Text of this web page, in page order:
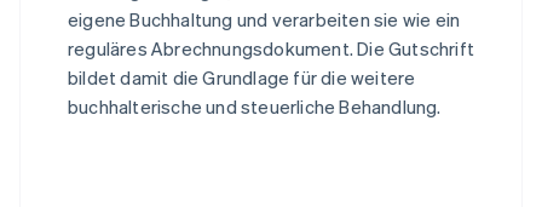
eigene Buchhaltung und verarbeiten sie wie ein
reguläres Abrechnungsdokument. Die Gutschrift
bildet damit die Grundlage für die weitere
buchhalterische und steuerliche Behandlung.